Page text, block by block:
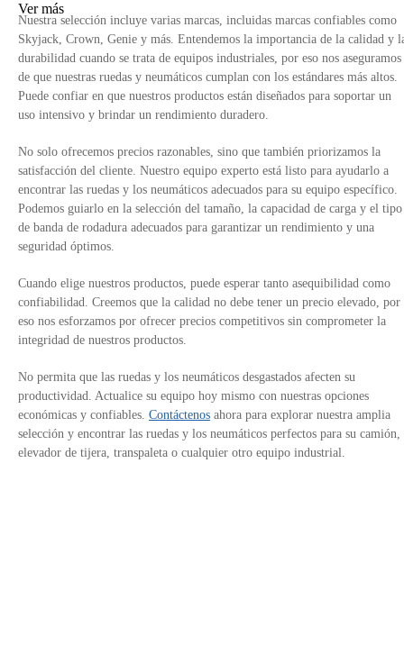
Nuestra selección incluye varias marcas, incluidas marcas confiables como
Skyjack, Crown, Genie y más. Entendemos la importancia de la calidad y
durabilidad cuando se trata de equipos industriales, por eso nos aseguramos
de que nuestras ruedas y neumáticos cumplan con los estándares más altos.
Puede confiar en que nuestros productos están diseñados para soportar un
uso intensivo y brindar un rendimiento duradero.
No solo ofrecemos precios razonables, sino que también priorizamos la
satisfacción del cliente. Nuestro equipo experto está listo para ayudarlo a
encontrar las ruedas y los neumáticos adecuados para su equipo específico.
Podemos guiarlo en la selección del tamaño, la capacidad de carga y el tipo
de banda de rodadura adecuados para garantizar un rendimiento y una
seguridad óptimos.
Cuando elige nuestros productos, puede esperar tanto asequibilidad como
confiabilidad. Creemos que la calidad no debe tener un precio elevado, por
eso nos esforzamos por ofrecer precios competitivos sin comprometer la
integridad de nuestros productos.
No permita que las ruedas y los neumáticos desgastados afecten su
productividad. Actualice su equipo hoy mismo con nuestras opciones
económicas y confiables. Contáctenos ahora para explorar nuestra amplia
selección y encontrar las ruedas y los neumáticos perfectos para su camión,
elevador de tijera, transpaleta o cualquier otro equipo industrial.
Ver más